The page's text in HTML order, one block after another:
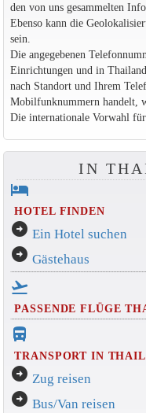
den von uns gesammelten
Ebenso kann die
sein.
Die angegebenen
Einrichtungen und in
nach Standort und Ihrem
Mobilfunknummern handelt,
Die internationale Vorwahl
IN
hotel
HOTEL FINDEN
arrow_circle_right Ein Hotel suchen
arrow_circle_right Gästehaus
flight_takeoff
PASSENDE FLÜGE
directions_bus_filled
TRANSPORT IN
arrow_circle_right Zug reisen
arrow_circle_right Bus/Van reisen